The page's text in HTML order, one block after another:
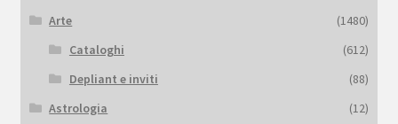
Arte
(1480)
Cataloghi
(612)
Depliant e inviti
(88)
Astrologia
(12)